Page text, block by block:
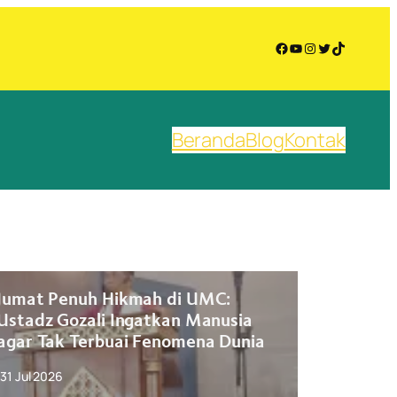
Facebook
YouTube
Instagram
Twitter
TikTok
BerandaBlogKontak
Penuh Hikmah di UMC:
Gozali Ingatkan Manusia
Tak Terbuai Fenomena Dunia
31 Jul 2026